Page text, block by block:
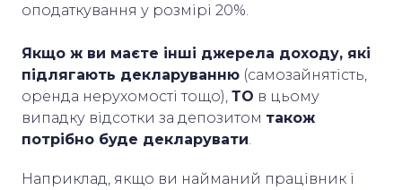
оподаткування у розмірі 20%.
Якщо ж ви маєте інші джерела доходу, які
підлягають декларуванню (самозайнятість,
оренда нерухомості тощо), ТО в цьому
випадку відсотки за депозитом також
потрібно буде декларувати
Наприклад, якщо ви найманий працівник і